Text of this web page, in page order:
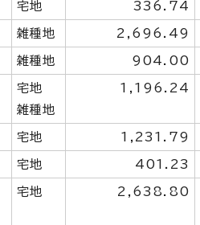
宅地 336.74
雑種地 2,696.49
雑種地 904.00
宅地
雑種地
1,196.24
宅地 1,231.79
宅地 401.23
宅地 2,638.80